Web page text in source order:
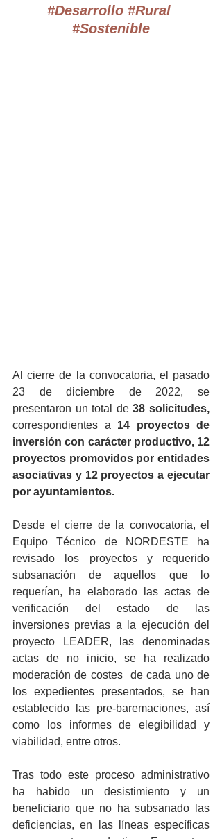
#Desarrollo #Rural
#Sostenible
Al cierre de la convocatoria, el pasado
23 de diciembre de 2022, se
presentaron un total de
correspondientes a 14 proyectos de
inversión con carácter productivo, 12
proyectos promovidos por entidades
asociativas y 12 proyectos a ejecutar
por ayuntamientos.
Desde el cierre de la convocatoria, el
Equipo Técnico de NORDESTE ha
revisado los proyectos y requerido
subsanación de aquellos que lo
requerían, ha elaborado las actas de
verificación del estado de las
inversiones previas a la ejecución del
proyecto LEADER, las denominadas
actas de no inicio, se ha realizado
moderación de costes  de cada uno de
los expedientes presentados, se han
establecido las pre-baremaciones, así
como los informes de elegibilidad y
viabilidad, entre otros.
Tras todo este proceso administrativo
ha habido un desistimiento y un
beneficiario que no ha subsanado las
deficiencias, en las líneas específicas